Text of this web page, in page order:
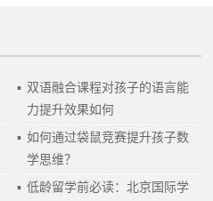
▪ 双语融合课程对孩子的语言能
力提升效果如何
▪ 如何通过袋鼠竞赛提升孩子数
学思维？
▪ 低龄留学前必读：北京国际学